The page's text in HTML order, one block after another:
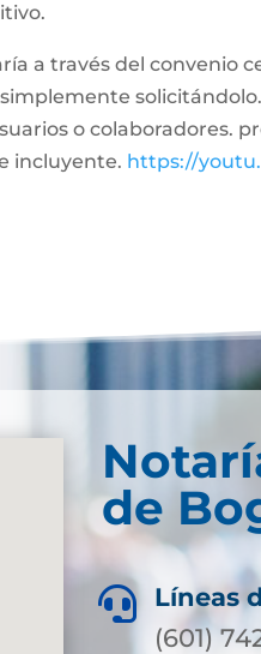
a través del convenio
o colaboradores.
incluyente. https://
de

Líneas
(601)